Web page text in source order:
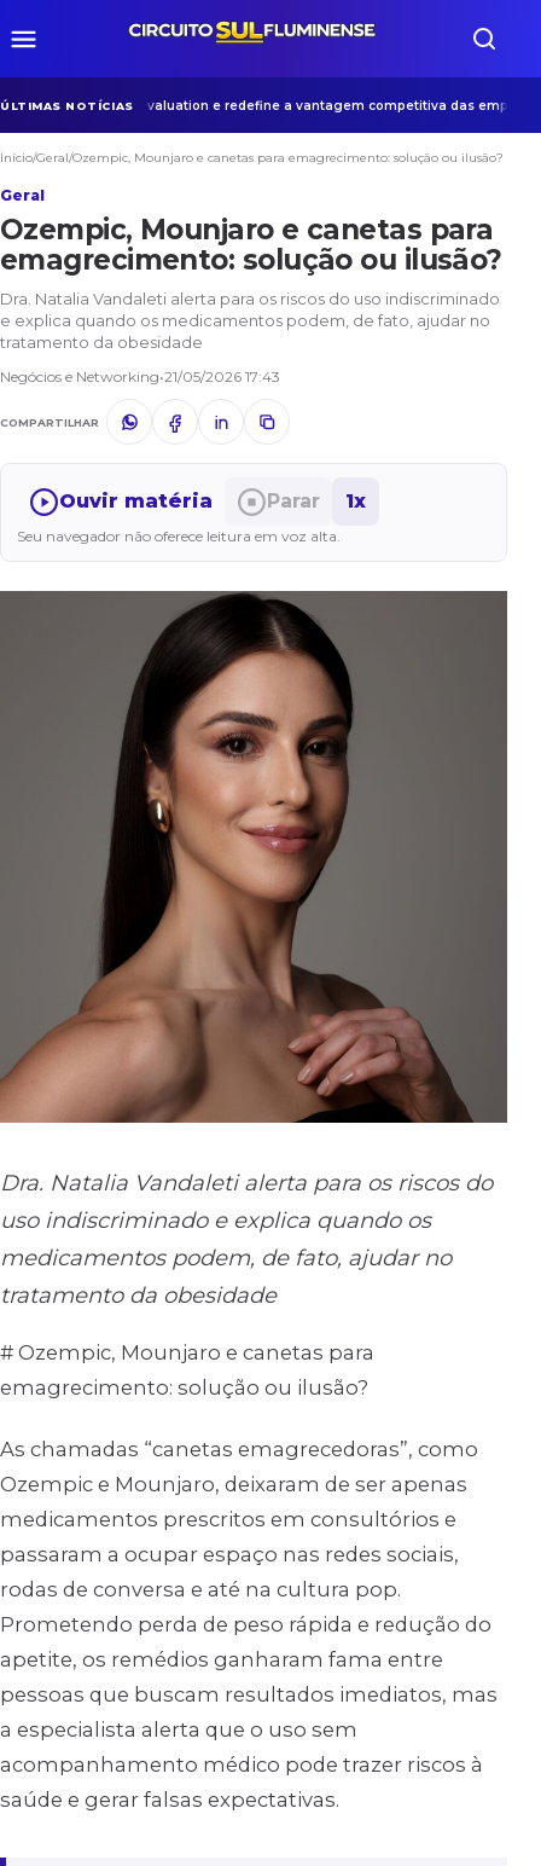
ÚLTIMAS NOTÍCIAS
a pesar no valuation e redefine a vantagem competitiva das empresas
Início/Geral/Ozempic, Mounjaro e canetas para emagrecimento: solução ou ilusão?
Geral
Ozempic, Mounjaro e canetas para
emagrecimento: solução ou ilusão?
Dra. Natalia Vandaleti alerta para os riscos do uso indiscriminado
e explica quando os medicamentos podem, de fato, ajudar no
tratamento da obesidade
Negócios e Networking•21/05/2026 17:43
COMPARTILHAR
Ouvir matéria Parar 1x
Seu navegador não oferece leitura em voz alta.
Dra. Natalia Vandaleti alerta para os riscos do
uso indiscriminado e explica quando os
medicamentos podem, de fato, ajudar no
tratamento da obesidade
# Ozempic, Mounjaro e canetas para
emagrecimento: solução ou ilusão?
As chamadas “canetas emagrecedoras”, como
Ozempic e Mounjaro, deixaram de ser apenas
medicamentos prescritos em consultórios e
passaram a ocupar espaço nas redes sociais,
rodas de conversa e até na cultura pop.
Prometendo perda de peso rápida e redução do
apetite, os remédios ganharam fama entre
pessoas que buscam resultados imediatos, mas
a especialista alerta que o uso sem
acompanhamento médico pode trazer riscos à
saúde e gerar falsas expectativas.